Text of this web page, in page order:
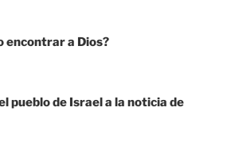
encontrar a Dios?
pueblo de Israel a la noticia de